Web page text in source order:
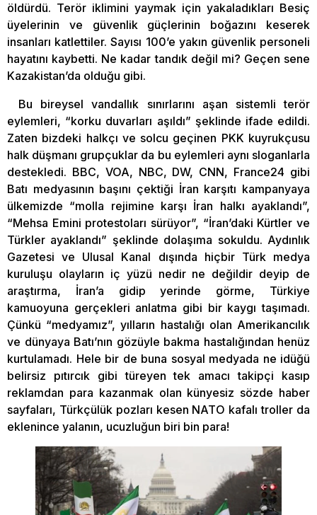
öldürdü. Terör iklimini yaymak için yakaladıkları Besiç
üyelerinin ve güvenlik güçlerinin boğazını keserek
insanları katlettiler. Sayısı 100’e yakın güvenlik personeli
hayatını kaybetti. Ne kadar tandık değil mi? Geçen sene
Kazakistan’da olduğu gibi.
Bu bireysel vandallık sınırlarını aşan sistemli terör
eylemleri, “korku duvarları aşıldı” şeklinde ifade edildi.
Zaten bizdeki halkçı ve solcu geçinen PKK kuyrukçusu
halk düşmanı grupçuklar da bu eylemleri aynı sloganlarla
destekledi. BBC, VOA, NBC, DW, CNN, France24 gibi
Batı medyasının başını çektiği İran karşıtı kampanyaya
ülkemizde “molla rejimine karşı İran halkı ayaklandı”,
“Mehsa Emini protestoları sürüyor”, “İran’daki Kürtler ve
Türkler ayaklandı” şeklinde dolaşıma sokuldu. Aydınlık
Gazetesi ve Ulusal Kanal dışında hiçbir Türk medya
kuruluşu olayların iç yüzü nedir ne değildir deyip de
araştırma, İran’a gidip yerinde görme, Türkiye
kamuoyuna gerçekleri anlatma gibi bir kaygı taşımadı.
Çünkü “medyamız”, yılların hastalığı olan Amerikancılık
ve dünyaya Batı’nın gözüyle bakma hastalığından henüz
kurtulamadı. Hele bir de buna sosyal medyada ne idüğü
belirsiz pıtırcık gibi türeyen tek amacı takipçi kasıp
reklamdan para kazanmak olan künyesiz sözde haber
sayfaları, Türkçülük pozları kesen NATO kafalı troller da
eklenince yalanın, ucuzluğun biri bin para!